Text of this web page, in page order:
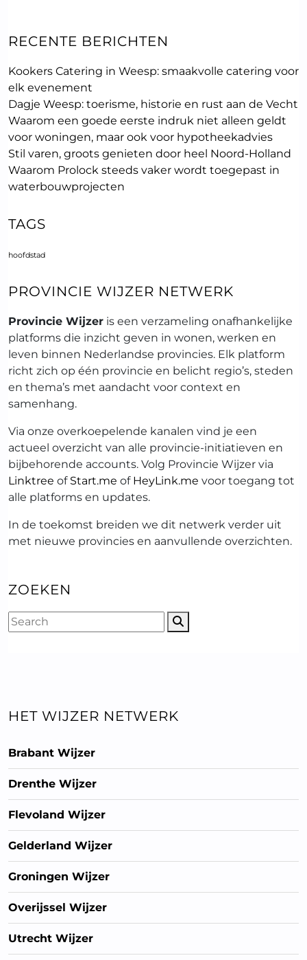
RECENTE BERICHTEN
Kookers Catering in Weesp: smaakvolle catering voor
elk evenement
Dagje Weesp: toerisme, historie en rust aan de Vecht
Waarom een goede eerste indruk niet alleen geldt
voor woningen, maar ook voor hypotheekadvies
Stil varen, groots genieten door heel Noord-Holland
Waarom Prolock steeds vaker wordt toegepast in
waterbouwprojecten
TAGS
hoofdstad
PROVINCIE WIJZER NETWERK
Provincie Wijzer is een verzameling onafhankelijke
platforms die inzicht geven in wonen, werken en
leven binnen Nederlandse provincies. Elk platform
richt zich op één provincie en belicht regio’s, steden
en thema’s met aandacht voor context en
samenhang.
Via onze overkoepelende kanalen vind je een
actueel overzicht van alle provincie-initiatieven en
bijbehorende accounts. Volg Provincie Wijzer via
Linktree of Start.me of HeyLink.me voor toegang tot
alle platforms en updates.
In de toekomst breiden we dit netwerk verder uit
met nieuwe provincies en aanvullende overzichten.
ZOEKEN
HET WIJZER NETWERK
Brabant Wijzer
Drenthe Wijzer
Flevoland Wijzer
Gelderland Wijzer
Groningen Wijzer
Overijssel Wijzer
Utrecht Wijzer